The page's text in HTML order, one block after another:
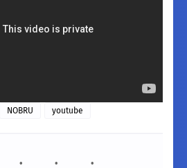
NOBRU youtube